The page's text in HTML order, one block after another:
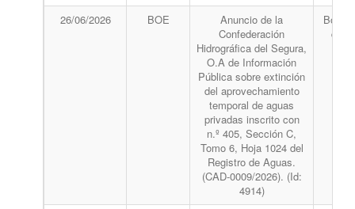
26/06/2026 BOE
Anuncio de la
Confederación
Hidrográfica del Segura,
O.A de Información
Pública sobre extinción
del aprovechamiento
temporal de aguas
privadas inscrito con
n.º 405, Sección C,
Tomo 6, Hoja 1024 del
Registro de Aguas.
(CAD-0009/2026). (Id:
4914)
del